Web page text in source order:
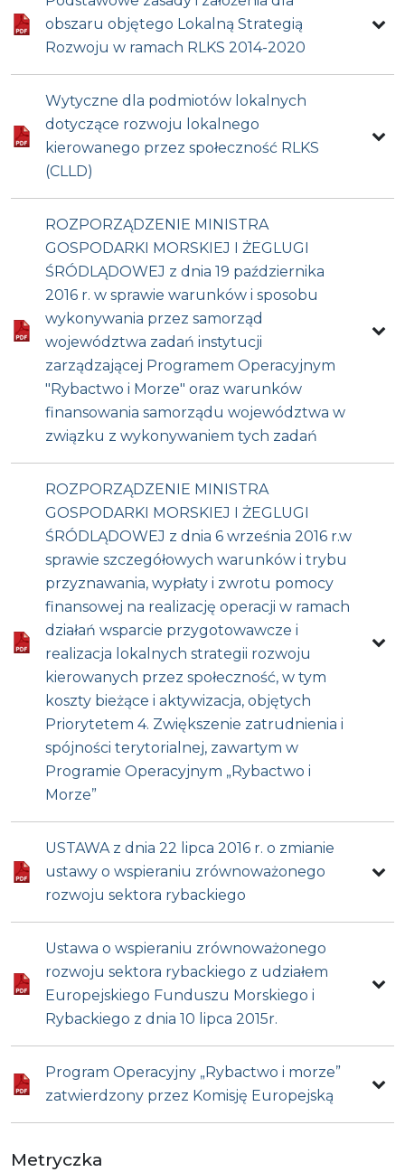
obszaru objętego Lokalną Strategią
Rozwoju w ramach RLKS 2014-2020
Wytyczne dla podmiotów lokalnych
dotyczące rozwoju lokalnego
kierowanego przez społeczność RLKS
(CLLD)
ROZPORZĄDZENIE MINISTRA
GOSPODARKI MORSKIEJ I ŻEGLUGI
ŚRÓDLĄDOWEJ z dnia 19 października
2016 r. w sprawie warunków i sposobu
wykonywania przez samorząd
województwa zadań instytucji
zarządzającej Programem Operacyjnym
"Rybactwo i Morze" oraz warunków
finansowania samorządu województwa w
związku z wykonywaniem tych zadań
ROZPORZĄDZENIE MINISTRA
GOSPODARKI MORSKIEJ I ŻEGLUGI
ŚRÓDLĄDOWEJ z dnia 6 września 2016 r.w
sprawie szczegółowych warunków i trybu
przyznawania, wypłaty i zwrotu pomocy
finansowej na realizację operacji w ramach
działań wsparcie przygotowawcze i
realizacja lokalnych strategii rozwoju
kierowanych przez społeczność, w tym
koszty bieżące i aktywizacja, objętych
Priorytetem 4. Zwiększenie zatrudnienia i
spójności terytorialnej, zawartym w
Programie Operacyjnym „Rybactwo i
Morze”
USTAWA z dnia 22 lipca 2016 r. o zmianie
ustawy o wspieraniu zrównoważonego
rozwoju sektora rybackiego
Ustawa o wspieraniu zrównoważonego
rozwoju sektora rybackiego z udziałem
Europejskiego Funduszu Morskiego i
Rybackiego z dnia 10 lipca 2015r.
Program Operacyjny „Rybactwo i morze”
zatwierdzony przez Komisję Europejską
Metryczka